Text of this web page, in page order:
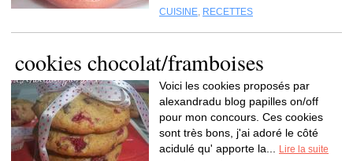
CUISINE, RECETTES
cookies chocolat/framboises
Voici les cookies proposés par
alexandradu blog papilles on/off
pour mon concours. Ces cookies
sont très bons, j'ai adoré le côté
acidulé qu' apporte la...
Lire la suite